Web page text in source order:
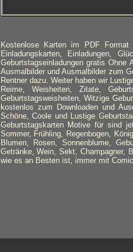
Kostenlose Karten im PDF Format
Einladungskarten, Einladungen,
Geburtstagseinladungen gratis
Ausmalbilder und Ausmalbilder zum
Rentner dazu. Weiter haben wir
Reime, Weisheiten, Zitate,
Geburtstagsweisheiten, Witzige
kostenlos zum Downloaden und
Schöne, Coole und Lustige
Geburtstagskarten Motive für sind
Sommer, Frühling, Regenbogen,
Blumen, Rosen, Sonnenblume,
Getränke, Wein, Sekt, Champagner,
wie es an Besten ist, immer mit